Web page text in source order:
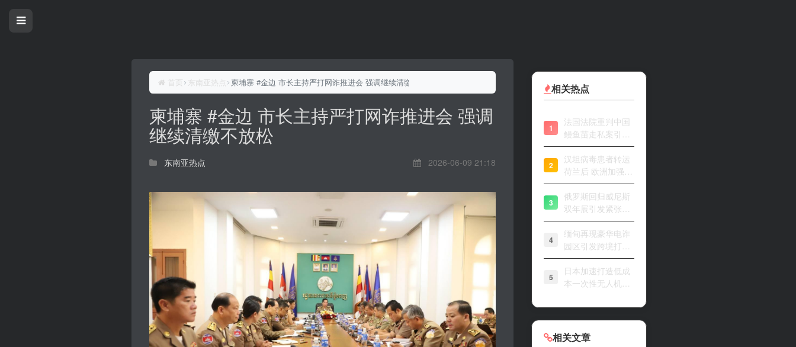
首页 东南亚热点 柬埔寨 #金边 市长主持严打网诈推进会 强调继续清缴不放松
柬埔寨 #金边 市长主持严打网诈推进会 强调
继续清缴不放松
东南亚热点 2026-06-09 21:18
相关热点
1
法国法院重判中国
鳗鱼苗走私案引关
注
2
汉坦病毒患者转运
荷兰后 欧洲加强风
险评估
3
俄罗斯回归威尼斯
双年展引发紧张开
幕
4
缅甸再现豪华电诈
园区引发跨境打击
关注
5
日本加速打造低成
本一次性无人机战
相关文章